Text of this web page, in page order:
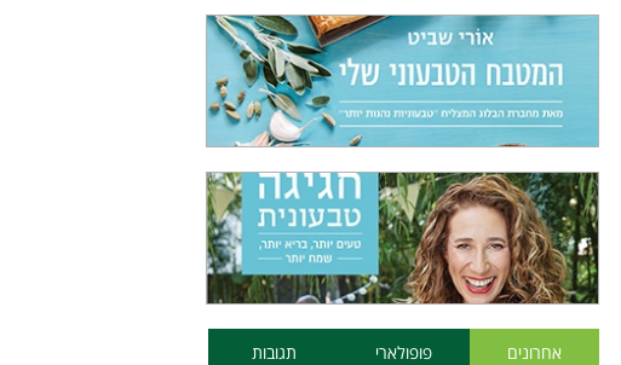
אחרונים פופולארי תגובות